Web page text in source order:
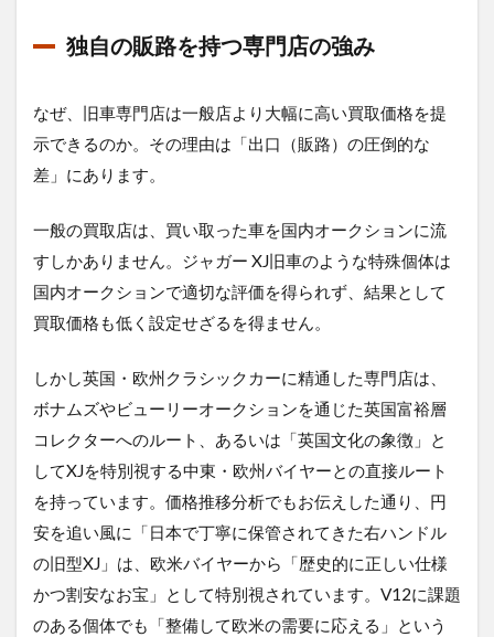
独自の販路を持つ専門店の強み
なぜ、旧車専門店は一般店より大幅に高い買取価格を提
示できるのか。その理由は「出口（販路）の圧倒的な
差」にあります。
一般の買取店は、買い取った車を国内オークションに流
すしかありません。ジャガー XJ旧車のような特殊個体は
国内オークションで適切な評価を得られず、結果として
買取価格も低く設定せざるを得ません。
しかし英国・欧州クラシックカーに精通した専門店は、
ボナムズやビューリーオークションを通じた英国富裕層
コレクターへのルート、あるいは「英国文化の象徴」と
してXJを特別視する中東・欧州バイヤーとの直接ルート
を持っています。価格推移分析でもお伝えした通り、円
安を追い風に「日本で丁寧に保管されてきた右ハンドル
の旧型XJ」は、欧米バイヤーから「歴史的に正しい仕様
かつ割安なお宝」として特別視されています。V12に課題
のある個体でも「整備して欧米の需要に応える」という